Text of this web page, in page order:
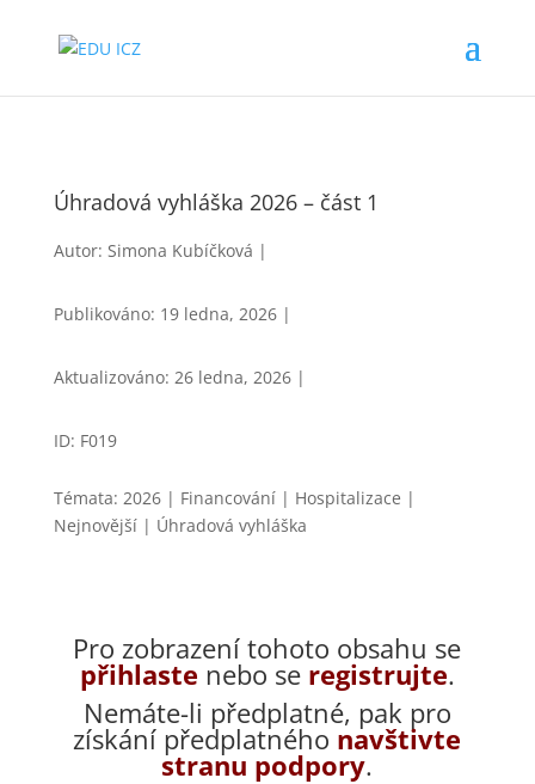
Úhradová vyhláška 2026 – část 1
Autor: Simona Kubíčková |
Publikováno: 19 ledna, 2026 |
Aktualizováno: 26 ledna, 2026 |
ID: F019
Témata: 2026 | Financování | Hospitalizace |
Nejnovější | Úhradová vyhláška
Pro zobrazení tohoto obsahu se
přihlaste nebo se registrujte.
Nemáte-li předplatné, pak pro
získání předplatného navštivte
stranu podpory.